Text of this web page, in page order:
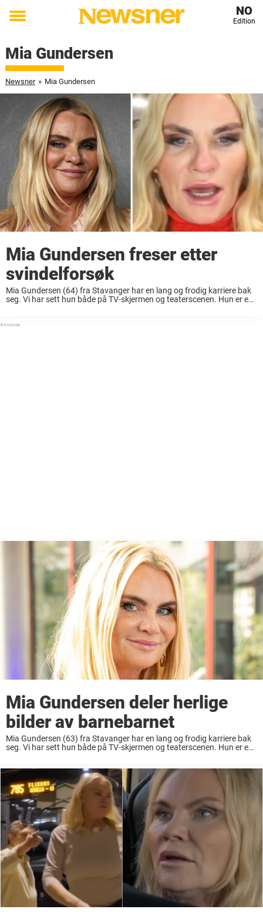
Toggle
NO
Edition
Mia Gundersen
Newsner » Mia Gundersen
Mia Gundersen freser etter
svindelforsøk
Mia Gundersen (64) fra Stavanger har en lang og frodig karriere bak
seg. Vi har sett hun både på TV-skjermen og teaterscenen. Hun er en
Mia Gundersen deler herlige
bilder av barnebarnet
Mia Gundersen (63) fra Stavanger har en lang og frodig karriere bak
seg. Vi har sett hun både på TV-skjermen og teaterscenen. Hun er en